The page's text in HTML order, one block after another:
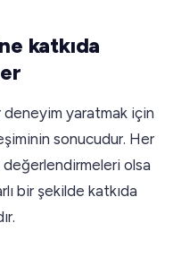
katkıda
yaratmak için
sonucudur. Her
olsa
bir şekilde katkıda